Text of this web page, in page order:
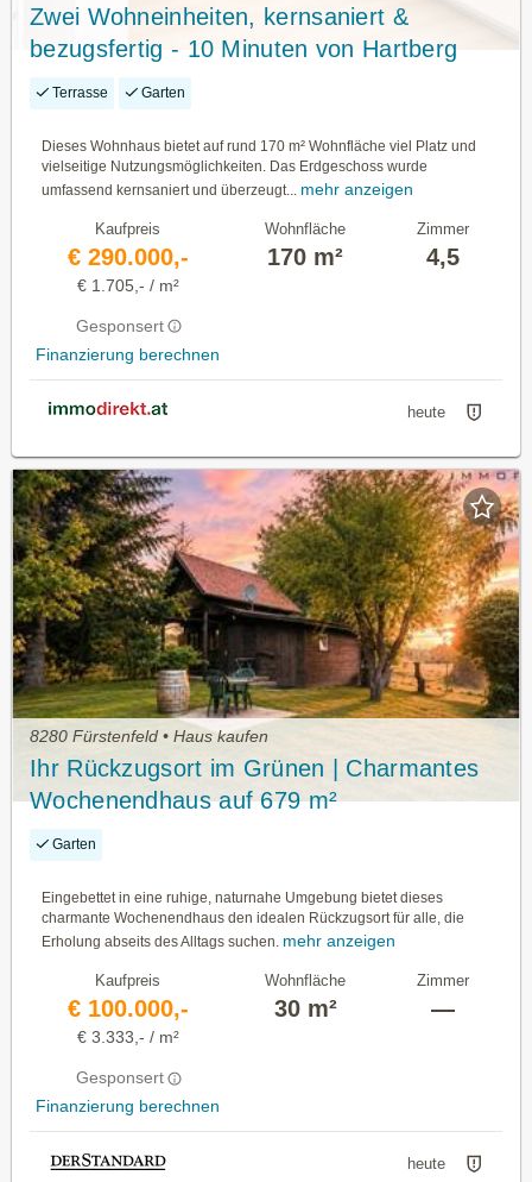
Zwei Wohneinheiten, kernsaniert &
bezugsfertig - 10 Minuten von Hartberg
Terrasse Garten
Dieses Wohnhaus bietet auf rund 170 m² Wohnfläche viel Platz und
vielseitige Nutzungsmöglichkeiten. Das Erdgeschoss wurde
umfassend kernsaniert und überzeugt... mehr anzeigen
Kaufpreis
€ 290.000,-
€ 1.705,- / m²
Gesponsert
Finanzierung berechnen
Wohnfläche
170 m²
Zimmer
4,5
heute
8280 Fürstenfeld • Haus kaufen
Ihr Rückzugsort im Grünen | Charmantes
Wochenendhaus auf 679 m²
Naturgrundstück
Garten
Eingebettet in eine ruhige, naturnahe Umgebung bietet dieses
charmante Wochenendhaus den idealen Rückzugsort für alle, die
Erholung abseits des Alltags suchen. mehr anzeigen
Kaufpreis
€ 100.000,-
€ 3.333,- / m²
Gesponsert
Finanzierung berechnen
Wohnfläche
30 m²
Zimmer
—
heute